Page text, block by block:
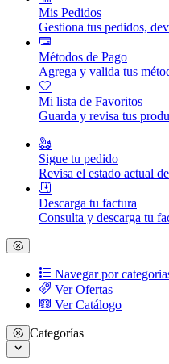
Mis Pedidos
Gestiona tus pedidos,
Métodos de Pago
Agrega y valida tus
Mi lista de Favoritos
Guarda y revisa tus
Sigue tu pedido
Revisa el estado actual
Descarga tu factura
Consulta y descarga tu
Navegar por
Ver Ofertas
Ver Catálogo
Categorías